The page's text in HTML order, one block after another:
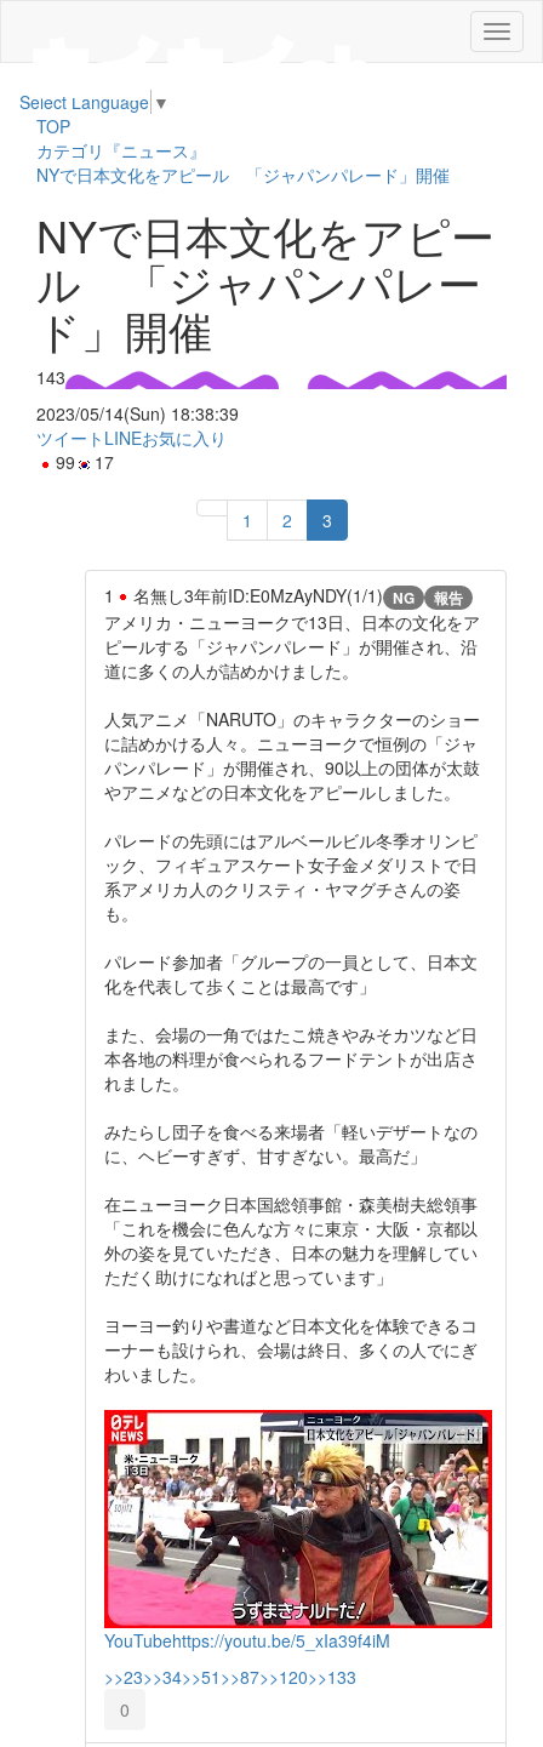
メ
ニ
Select Language ▼
TOP
カテゴリ『ニュース』
NYで日本文化をアピール 「ジャパンパレード」開催
NYで日本文化をアピー
ル 「ジャパンパレー
ド」開催
143
2023/05/14(Sun) 18:38:39
ツイート LINEお気に入り
99
17
1 2 3
1 名無し3年前ID:E0MzAyNDY(1/1) NG 報告
アメリカ・ニューヨークで13日、日本の文化をア
ピールする「ジャパンパレード」が開催され、沿
道に多くの人が詰めかけました。
人気アニメ「NARUTO」のキャラクターのショー
に詰めかける人々。ニューヨークで恒例の「ジャ
パンパレード」が開催され、90以上の団体が太鼓
やアニメなどの日本文化をアピールしました。
パレードの先頭にはアルベールビル冬季オリンピ
ック、フィギュアスケート女子金メダリストで日
系アメリカ人のクリスティ・ヤマグチさんの姿
も。
パレード参加者「グループの一員として、日本文
化を代表して歩くことは最高です」
また、会場の一角ではたこ焼きやみそカツなど日
本各地の料理が食べられるフードテントが出店さ
れました。
みたらし団子を食べる来場者「軽いデザートなの
に、ヘビーすぎず、甘すぎない。最高だ」
在ニューヨーク日本国総領事館・森美樹夫総領事
「これを機会に色んな方々に東京・大阪・京都以
外の姿を見ていただき、日本の魅力を理解してい
ただく助けになればと思っています」
ヨーヨー釣りや書道など日本文化を体験できるコ
ーナーも設けられ、会場は終日、多くの人でにぎ
わいました。
YouTubehttps://youtu.be/5_xIa39f4iM
>>23>>34>>51 >>87>>120>>133
0